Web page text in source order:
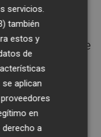
coalición
esta
admiten que
si los
debería
listas lo
fuentes de
servicios.
también
estos y
de
aplican
en
a